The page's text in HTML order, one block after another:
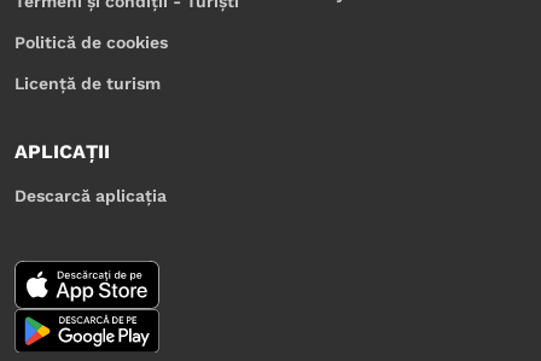
Politică de cookies
Licență de turism
APLICAȚII
Descarcă aplicația